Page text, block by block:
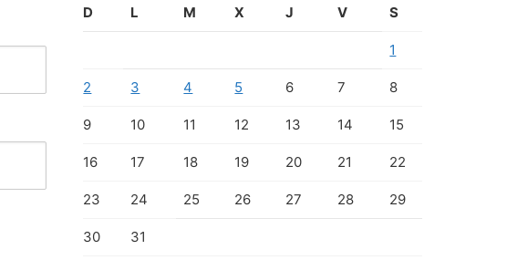
D L M X J V S
1
2 3 4 5 6 7 8
9 10 11 12 13 14 15
16 17 18 19 20 21 22
23 24 25 26 27 28 29
30 31